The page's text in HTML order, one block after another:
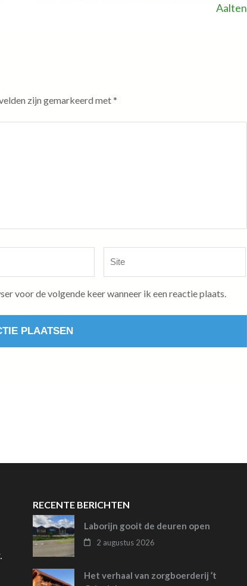
Aalten
zijn gemarkeerd met*
voor de volgende keer wanneer ik een reactie plaats.
RECENTE BERICHTEN
Laborijn gooit de deuren open
2 augustus 2026
Het verhaal van zorgboerderij ’t